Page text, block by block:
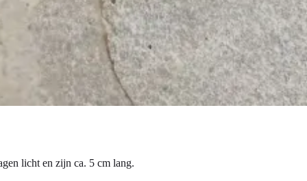
licht en zijn ca. 5 cm lang.